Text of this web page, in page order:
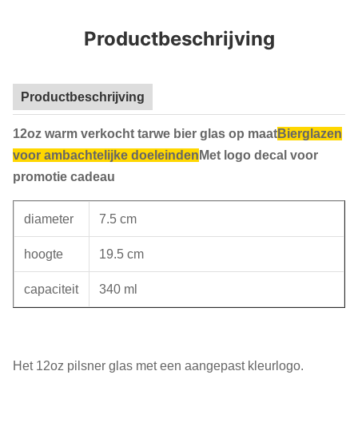
Productbeschrijving
Productbeschrijving
12oz warm verkocht tarwe bier glas op maatBierglazen
voor ambachtelijke doeleinden Met logo decal voor
promotie cadeau
diameter 7.5 cm
hoogte 19.5 cm
capaciteit 340 ml
Het 12oz pilsner glas met een aangepast kleurlogo.